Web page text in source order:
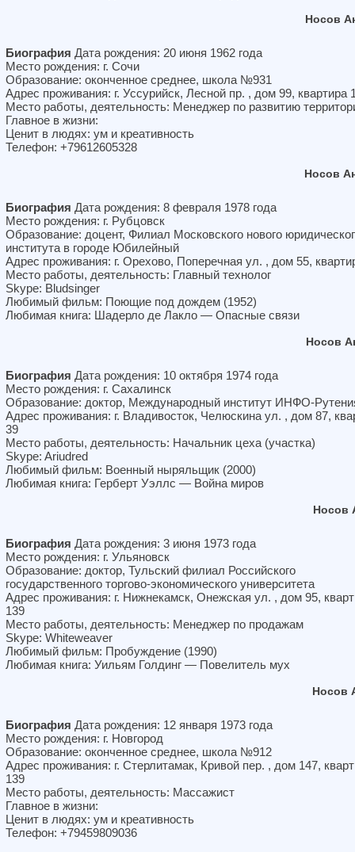
Носов
Биография Дата рождения: 20 июня 1962 года
Место рождения: г. Сочи
Образование: оконченное среднее, школа №931
Адрес проживания: г. Уссурийск, Лесной пр. , дом 99, квартира
Место работы, деятельность: Менеджер по развитию
Главное в жизни:
Ценит в людях: ум и креативность
Телефон: +79612605328
Носов
Биография Дата рождения: 8 февраля 1978 года
Место рождения: г. Рубцовск
Образование: доцент, Филиал Московского нового
института в городе Юбилейный
Адрес проживания: г. Орехово, Поперечная ул. , дом 55,
Место работы, деятельность: Главный технолог
Skype: Bludsinger
Любимый фильм: Поющие под дождем (1952)
Любимая книга: Шадерло де Лакло — Опасные связи
Носов
Биография Дата рождения: 10 октября 1974 года
Место рождения: г. Сахалинск
Образование: доктор, Международный институт ИНФО-
Адрес проживания: г. Владивосток, Челюскина ул. , дом 87,
39
Место работы, деятельность: Начальник цеха (участка)
Skype: Ariudred
Любимый фильм: Военный ныряльщик (2000)
Любимая книга: Герберт Уэллс — Война миров
Носов
Биография Дата рождения: 3 июня 1973 года
Место рождения: г. Ульяновск
Образование: доктор, Тульский филиал Российского
государственного торгово-экономического университета
Адрес проживания: г. Нижнекамск, Онежская ул. , дом 95,
139
Место работы, деятельность: Менеджер по продажам
Skype: Whiteweaver
Любимый фильм: Пробуждение (1990)
Любимая книга: Уильям Голдинг — Повелитель мух
Носов
Биография Дата рождения: 12 января 1973 года
Место рождения: г. Новгород
Образование: оконченное среднее, школа №912
Адрес проживания: г. Стерлитамак, Кривой пер. , дом 147,
139
Место работы, деятельность: Массажист
Главное в жизни:
Ценит в людях: ум и креативность
Телефон: +79459809036